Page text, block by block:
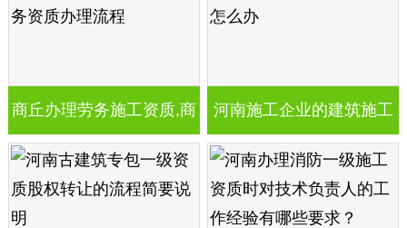
商丘办理劳务施工资质,商
丘代办劳务资质,商丘劳务
河南施工企业的建筑施工
安全生产许可证过期了怎